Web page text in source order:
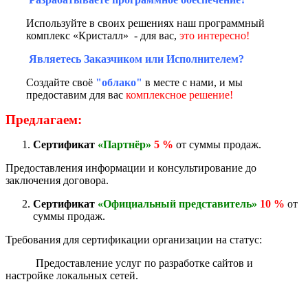
Используйте в своих решениях наш программный
комплекс «Кристалл» - для вас, это интересно!
Являетесь Заказчиком или Исполнителем?
Создайте своё "облако" в месте с нами, и мы
предоставим для вас комплексное решение!
Предлагаем:
Сертификат «Партнёр» 5 % от суммы продаж.
Предоставления информации и консультирование до
заключения договора.
Сертификат «Официальный представитель» 10 % от
суммы продаж.
Требования для сертификации организации на статус:
Предоставление услуг по разработке сайтов и
настройке локальных сетей.